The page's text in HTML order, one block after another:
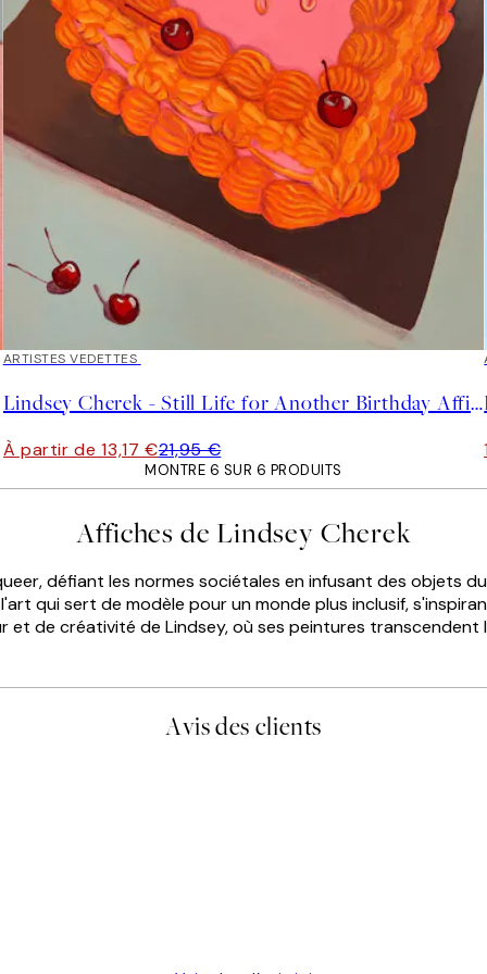
40%*
ARTISTES VEDETTES
Lindsey Cherek - Still Life for Another Birthday Affiche
À partir de 13,17 €21,95 €
MONTRE 6 SUR 6 PRODUITS
Affiches de Lindsey Cherek
défiant les normes sociétales en infusant des objets
qui sert de modèle pour un monde plus inclusif,
et de créativité de Lindsey, où ses peintures
Avis des clients